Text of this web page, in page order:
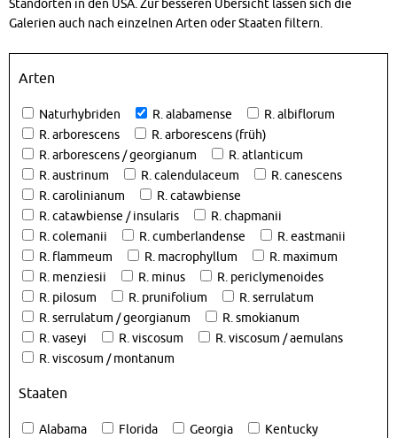
Standorten in den USA. Zur besseren Übersicht lassen sich die
Galerien auch nach einzelnen Arten oder Staaten filtern.
Arten
Naturhybriden R. alabamense
R. albiflorum
R. arborescens
R. arborescens (früh)
R. arborescens / georgianum
R. atlanticum
R. austrinum
R. calendulaceum
R. canescens
R. carolinianum
R. catawbiense
R. catawbiense / insularis
R. chapmanii
R. colemanii
R. cumberlandense
R. eastmanii
R. flammeum
R. macrophyllum
R. maximum
R. menziesii
R. minus
R. periclymenoides
R. pilosum
R. prunifolium
R. serrulatum
R. serrulatum / georgianum
R. smokianum
R. vaseyi
R. viscosum
R. viscosum / aemulans
R. viscosum / montanum
Staaten
Alabama Florida Georgia
Kentucky